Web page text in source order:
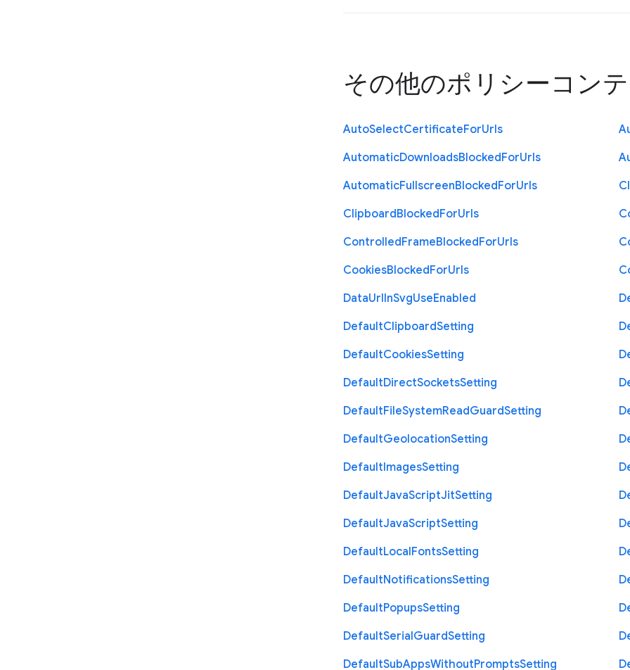
その他のポリシーコン
AutoSelectCertificateForUrls
AutomaticDownloadsBlockedForUrls
AutomaticFullscreenBlockedForUrls
ClipboardBlockedForUrls
ControlledFrameBlockedForUrls
CookiesBlockedForUrls
DataUrlInSvgUseEnabled
DefaultClipboardSetting
DefaultCookiesSetting
DefaultDirectSocketsSetting
DefaultFileSystemReadGuardSetting
DefaultGeolocationSetting
DefaultImagesSetting
DefaultJavaScriptJitSetting
DefaultJavaScriptSetting
DefaultLocalFontsSetting
DefaultNotificationsSetting
DefaultPopupsSetting
DefaultSerialGuardSetting
DefaultSubAppsWithoutPromptsSetting